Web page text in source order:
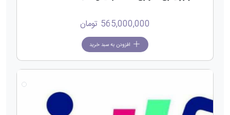
565,000,000 تومان
افزودن به سبد خرید